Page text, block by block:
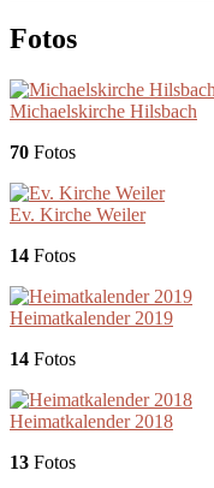
Fotos
Michaelskirche Hilsbach
70 Fotos
Ev. Kirche Weiler
14 Fotos
Heimatkalender 2019
14 Fotos
Heimatkalender 2018
13 Fotos